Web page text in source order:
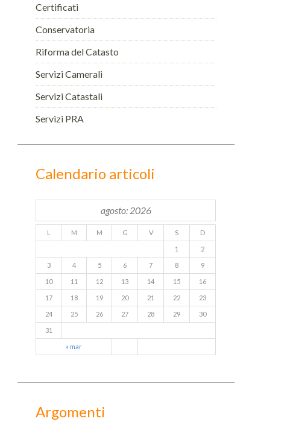
Certificati
Conservatoria
Riforma del Catasto
Servizi Camerali
Servizi Catastali
Servizi PRA
Calendario articoli
agosto: 2026
L M M G V S D
« mar
1 2
3 4 5 6 7 8 9
10 11 12 13 14 15 16
17 18 19 20 21 22 23
24 25 26 27 28 29 30
31
Argomenti